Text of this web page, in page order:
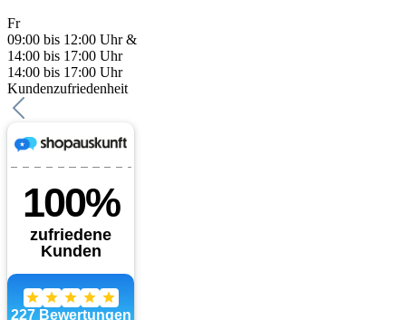
Fr
09:00 bis 12:00 Uhr &
14:00 bis 17:00 Uhr
14:00 bis 17:00 Uhr
Kundenzufriedenheit